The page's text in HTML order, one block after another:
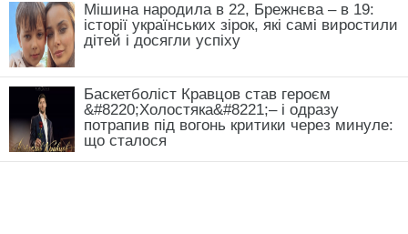
Мішина народила в 22, Брежнєва – в 19:
історії українських зірок, які самі виростили
дітей і досягли успіху
Баскетболіст Кравцов став героєм
&#8220;Холостяка&#8221;– і одразу
потрапив під вогонь критики через минуле:
що сталося